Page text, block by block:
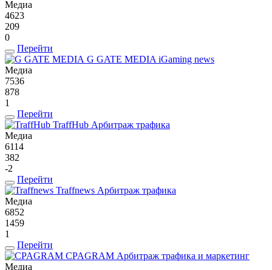
Медиа
4623
209
0
Перейти
G GATE MEDIA iGaming news
Медиа
7536
878
1
Перейти
TraffHub Арбитраж трафика
Медиа
6114
382
-2
Перейти
Traffnews Арбитраж трафика
Медиа
6852
1459
1
Перейти
CPAGRAM Арбитраж трафика и маркетинг
Медиа